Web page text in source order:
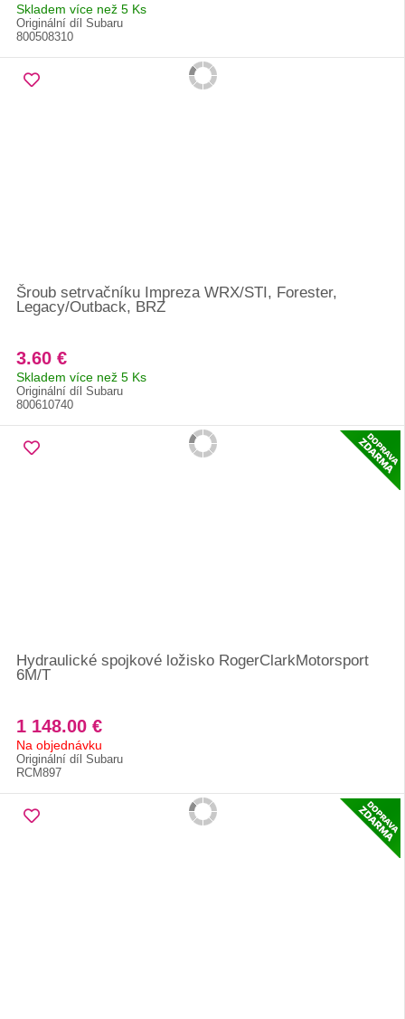
Skladem více než 5 Ks
Originální díl Subaru
800508310
Šroub setrvačníku Impreza WRX/STI, Forester,
Legacy/Outback, BRZ
3.60 €
Skladem více než 5 Ks
Originální díl Subaru
800610740
Hydraulické spojkové ložisko RogerClarkMotorsport
6M/T
1 148.00 €
Na objednávku
Originální díl Subaru
RCM897